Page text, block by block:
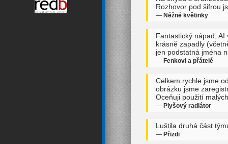
Rozhovor pod šifrou
— Něžné květinky
Fantastický nápad,
krásně zapadly
jen podstatná jména
— Fenkovi a přátelé
Celkem rychle jsme
obrázku jsme
Oceňuji použití
— Plyšový radiátor
Luštila druhá část
— Přizdi